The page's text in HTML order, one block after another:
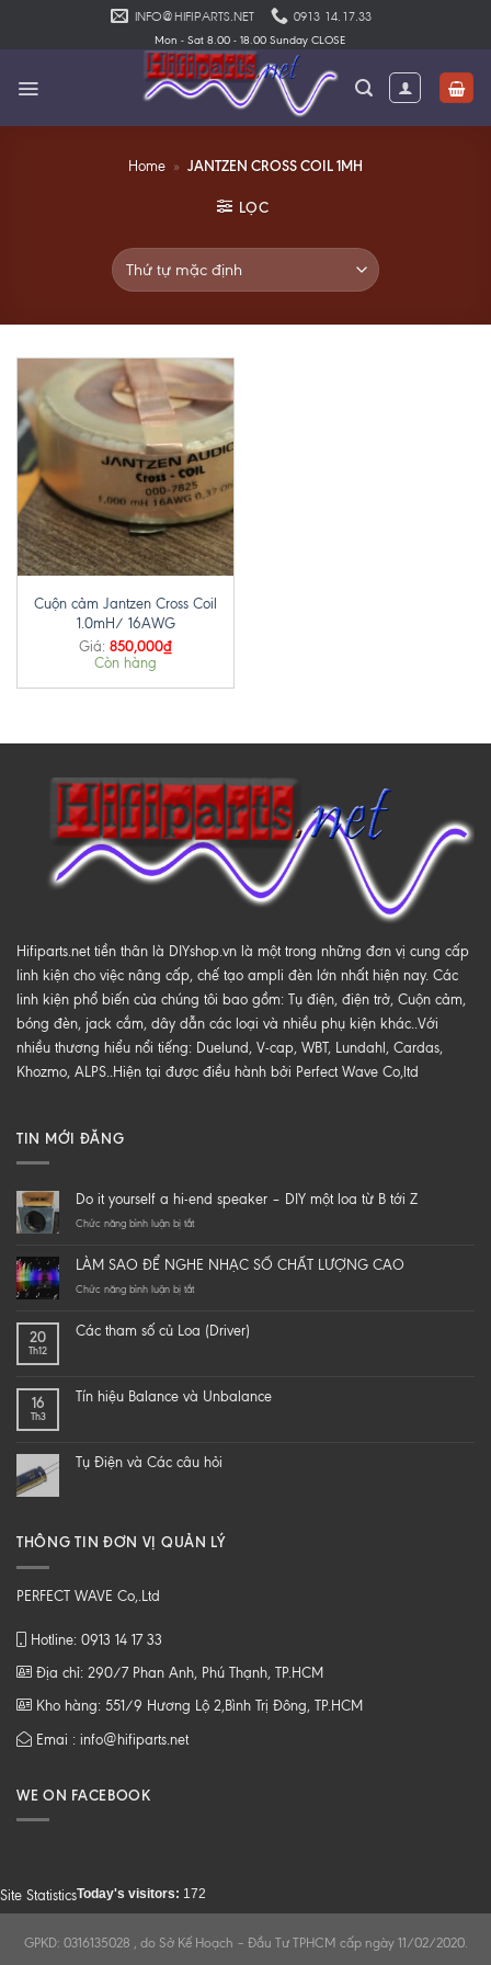
INFO@HIFIPARTS.NET 0913 14.17.33
Mon - Sat 8.00 - 18.00 Sunday CLOSE
Home » JANTZEN CROSS COIL 1MH
LỌC
Cuộn cảm Jantzen Cross Coil
1.0mH/ 16AWG
Giá: 850,000₫
Còn hàng
Hifiparts.net tiền thân là DIYshop.vn là một trong những đơn vị cung cấp
linh kiện cho việc nâng cấp, chế tạo ampli đèn lớn nhất hiện nay. Các
linh kiện phổ biến của chúng tôi bao gồm: Tụ điện, điện trở, Cuộn cảm,
bóng đèn, jack cắm, dây dẫn các loại và nhiều phụ kiện khác..Với
nhiều thương hiểu nổi tiếng: Duelund, V-cap, WBT, Lundahl, Cardas,
Khozmo, ALPS..Hiện tại được điều hành bởi Perfect Wave Co,ltd
TIN MỚI ĐĂNG
Do it yourself a hi-end speaker – DIY một loa từ B tới Z
Chức năng bình luận bị tắtở
yourself
a
speaker
loa
Z
LÀM SAO ĐỂ NGHE NHẠC SỐ CHẤT LƯỢNG CAO
Chức năng bình luận bị tắtở
ĐỂ
CHẤT
20
Th12
Các tham số củ Loa (Driver)
16
Th3
Tín hiệu Balance và Unbalance
Tụ Điện và Các câu hỏi
THÔNG TIN ĐƠN VỊ QUẢN LÝ
PERFECT WAVE Co,.Ltd
Hotline: 0913 14 17 33
Địa chỉ: 290/7 Phan Anh, Phú Thạnh, TP.HCM
Kho hàng: 551/9 Hương Lộ 2,Bình Trị Đông, TP.HCM
Emai : info@hifiparts.net
WE ON FACEBOOK
Site StatisticsToday's visitors: 172
GPKD: 0316135028 , do Sở Kế Hoạch – Đầu Tư TPHCM cấp ngày 11/02/2020.